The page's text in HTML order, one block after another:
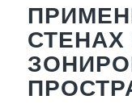
СТЕНАХ